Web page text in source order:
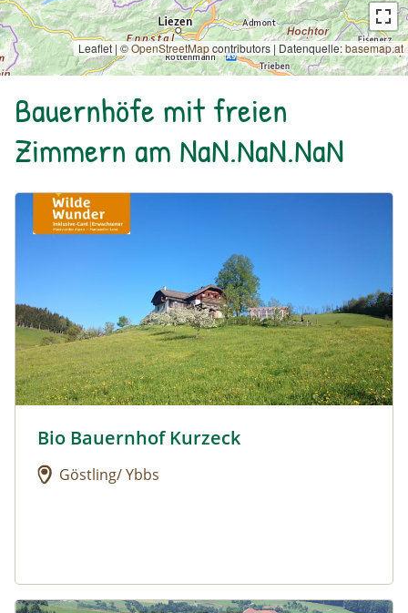
Leaflet | ©OpenStreetMapcontributors | Datenquelle:basemap.at
Bauernhöfe mit freien
Zimmern am NaN.NaN.NaN
Urlaub am Bauernhof: Bio Bauernhof Kurzeck
Urlaub am Bauernhof: Bio Bauernhof Kurzeck
Bio Bauernhof Kurzeck
Göstling/ Ybbs